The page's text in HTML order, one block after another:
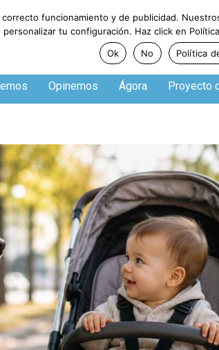
Opinemos Ágora Proyecto
funcionamiento y de publicidad.
tu configuración. Haz click en
Ok
No Política